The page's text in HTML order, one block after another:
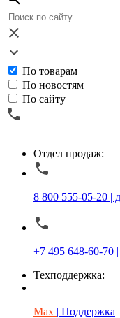
По товарам
По новостям
По сайту
Отдел продаж:
8 800 555-05-20 |
+7 495 648-60-
Техподдержка:
Max | Поддержка